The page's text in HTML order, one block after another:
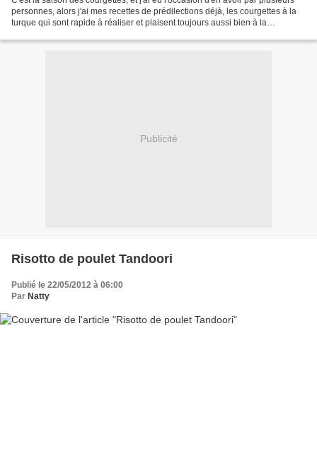
personnes, alors j'ai mes recettes de prédilections déjà, les courgettes à la
turque qui sont rapide à réaliser et plaisent toujours aussi bien à la
Publicité
Risotto de poulet Tandoori
Publié le 22/05/2012 à 06:00
Par Natty